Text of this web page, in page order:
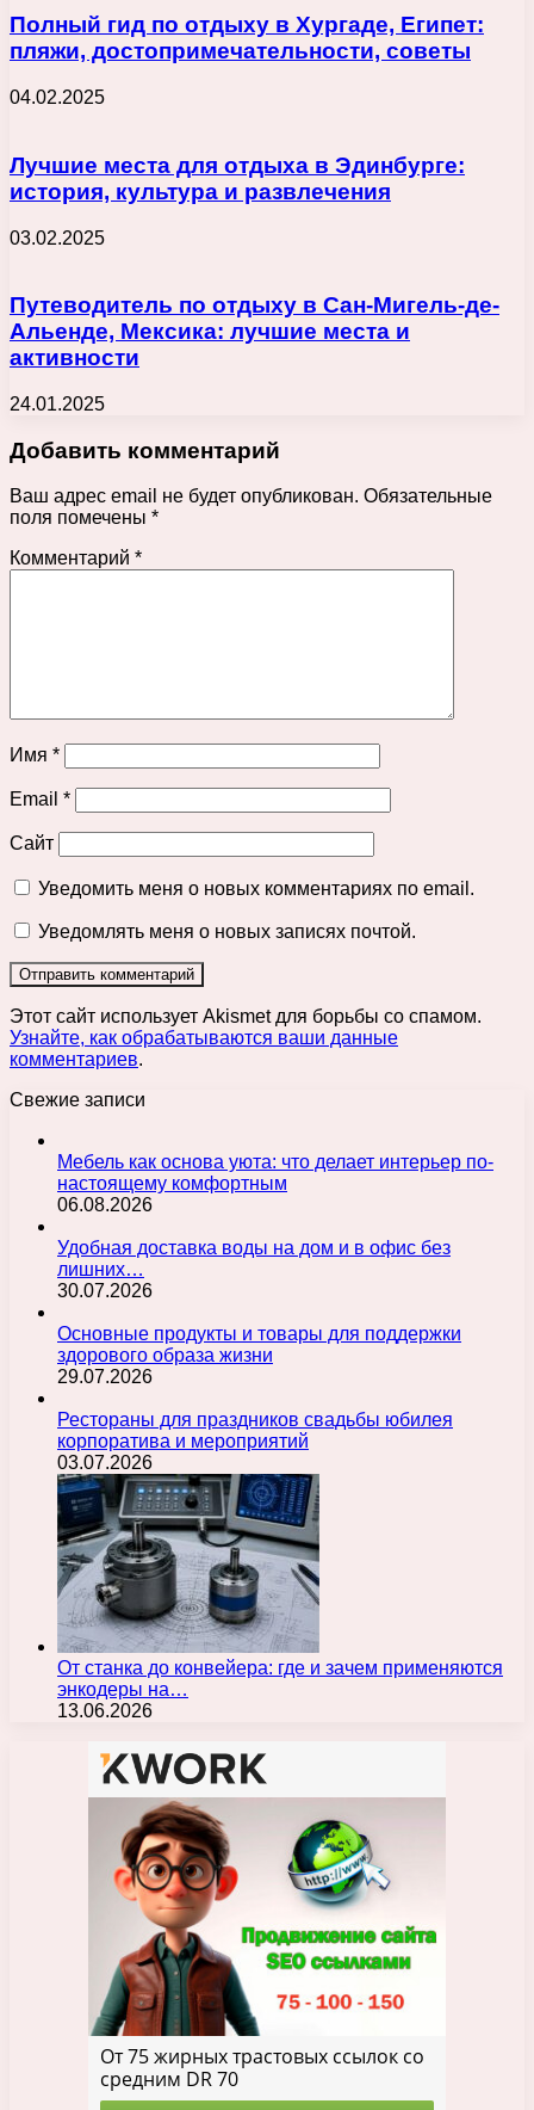
Полный гид по отдыху в Хургаде, Египет:
пляжи, достопримечательности, советы
04.02.2025
Лучшие места для отдыха в Эдинбурге:
история, культура и развлечения
03.02.2025
Путеводитель по отдыху в Сан-Мигель-де-
Альенде, Мексика: лучшие места и
активности
24.01.2025
Добавить комментарий
Ваш адрес email не будет опубликован. Обязательные
поля помечены *
Комментарий *
Имя *
Email *
Сайт
Уведомить меня о новых комментариях по email.
Уведомлять меня о новых записях почтой.
Этот сайт использует Akismet для борьбы со спамом.
Узнайте, как обрабатываются ваши данные
комментариев.
Свежие записи
Мебель как основа уюта: что делает интерьер по-
настоящему комфортным
06.08.2026
Удобная доставка воды на дом и в офис без
лишних…
30.07.2026
Основные продукты и товары для поддержки
здорового образа жизни
29.07.2026
Рестораны для праздников свадьбы юбилея
корпоратива и мероприятий
03.07.2026
От станка до конвейера: где и зачем применяются
энкодеры на…
13.06.2026